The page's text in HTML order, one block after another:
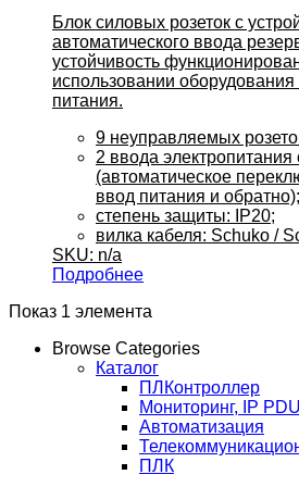
Блок силовых розеток с
автоматического ввода
устойчивость
использовании
питания.
9 неуправляемых
2 ввода
(автоматическое
ввод питания и обратно);
степень защиты: IP20;
вилка кабеля: Schuko /
SKU: n/a
Подробнее
Показ 1 элемента
Browse Categories
Каталог
ПЛКонтроллер
Мониторинг, IP
Автоматизация
ПЛК